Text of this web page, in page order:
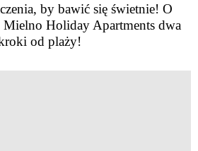
by bawić się świetnie! O
Holiday Apartments dwa
od plaży!